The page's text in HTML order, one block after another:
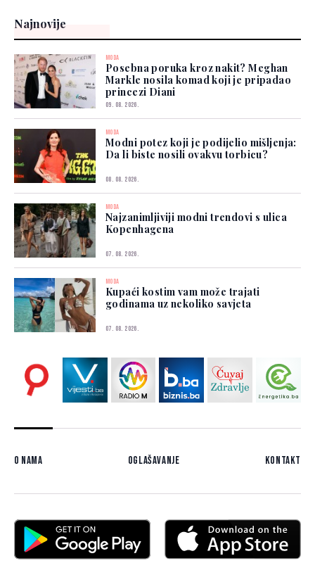
Najnovije
MODA
Posebna poruka kroz nakit? Meghan
Markle nosila komad koji je pripadao
princezi Diani
09. 08. 2026.
MODA
Modni potez koji je podijelio mišljenja:
Da li biste nosili ovakvu torbicu?
08. 08. 2026.
MODA
Najzanimljiviji modni trendovi s ulica
Kopenhagena
07. 08. 2026.
MODA
Kupaći kostim vam može trajati
godinama uz nekoliko savjeta
07. 08. 2026.
O nama Oglašavanje Kontakt